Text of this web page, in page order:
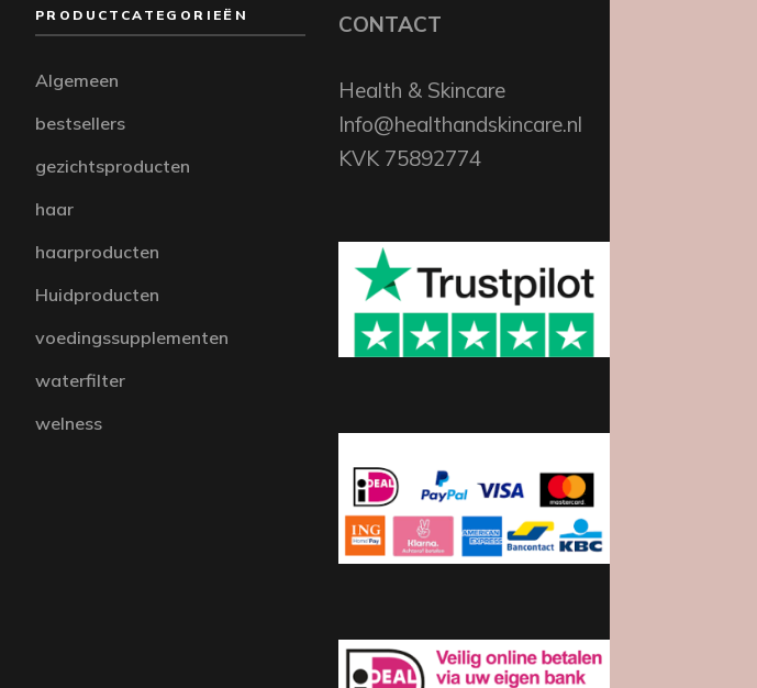
PRODUCTCATEGORIEËN
Algemeen
bestsellers
gezichtsproducten
haar
haarproducten
Huidproducten
voedingssupplementen
waterfilter
welness
CONTACT
Health & Skincare
Info@healthandskincare.nl
KVK 75892774